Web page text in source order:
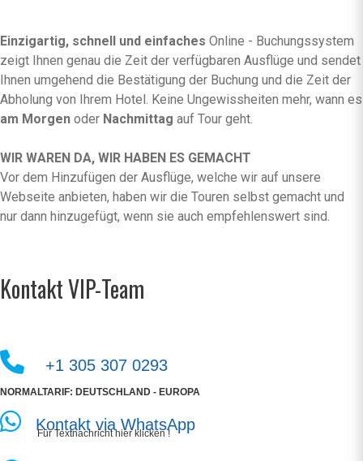
Einzigartig, schnell und einfaches Online - Buchungssystem
zeigt Ihnen genau die Zeit der verfügbaren Ausflüge und sendet
Ihnen umgehend die Bestätigung der Buchung und die Zeit der
Abholung von Ihrem Hotel. Keine Ungewissheiten mehr, wann es
am Morgen oder Nachmittag auf Tour geht.
WIR WAREN DA, WIR HABEN ES GEMACHT
Vor dem Hinzufügen der Ausflüge, welche wir auf unsere
Webseite anbieten, haben wir die Touren selbst gemacht und
nur dann hinzugefügt, wenn sie auch empfehlenswert sind.
Kontakt VIP-Team
+1 305 307 0293
NORMALTARIF: DEUTSCHLAND - EUROPA
Kontakt via WhatsApp
Für Textnachricht hier klicken !